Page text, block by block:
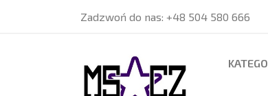
Zadzwoń do nas: +48 504 580 666